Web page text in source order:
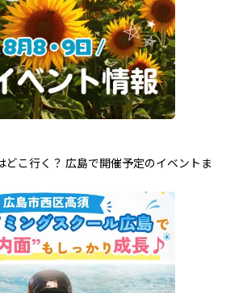
どこ行く？ 広島で開催予定のイベントま